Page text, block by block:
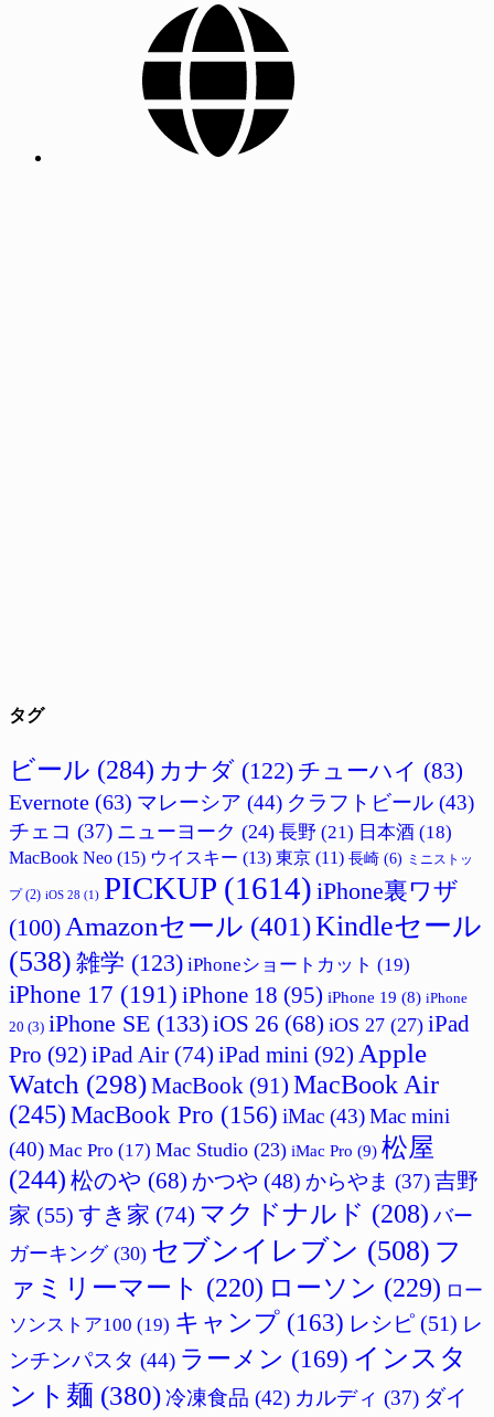
タグ
ビール (284) カナダ (122) チューハイ (83)
Evernote (63) マレーシア (44) クラフトビール (43)
チェコ (37) ニューヨーク (24) 長野 (21) 日本酒 (18)
MacBook Neo (15) ウイスキー (13) 東京 (11) 長崎 (6) ミニストッ
プ(2) iOS 28 (1) PICKUP (1614) iPhone裏ワザ
(100) Amazonセール (401)Kindleセール
(538) 雑学 (123) iPhoneショートカット (19)
iPhone 17 (191) iPhone 18 (95) iPhone 19 (8) iPhone
20 (3) iPhone SE (133)iOS 26 (68) iOS 27 (27) iPad
Pro (92) iPad Air (74) iPad mini (92) Apple
Watch (298)MacBook (91) MacBook Air
(245) MacBook Pro (156) iMac (43)Mac mini
(40) Mac Pro (17) Mac Studio (23) iMac Pro (9) 松屋
(244) 松のや (68) かつや (48) からやま (37)吉野
家 (55) すき家 (74) マクドナルド (208) バー
ガーキング(30) セブンイレブン (508) フ
ァミリーマート (220) ローソン (229) ロー
ソンストア100 (19) キャンプ (163) レシピ (51) レ
ンチンパスタ (44) ラーメン (169) インスタ
ント麺 (380)冷凍食品 (42) カルディ (37) ダイ